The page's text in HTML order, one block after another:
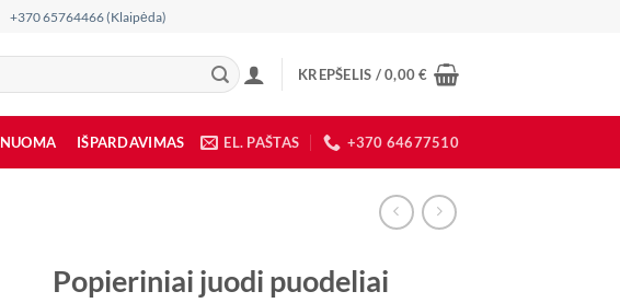
+370 65764466 (Klaipėda)
KREPŠELIS /0,00€
NUOMA IŠPARDAVIMAS EL. PAŠTAS +370 64677510
Popieriniai juodi puodeliai